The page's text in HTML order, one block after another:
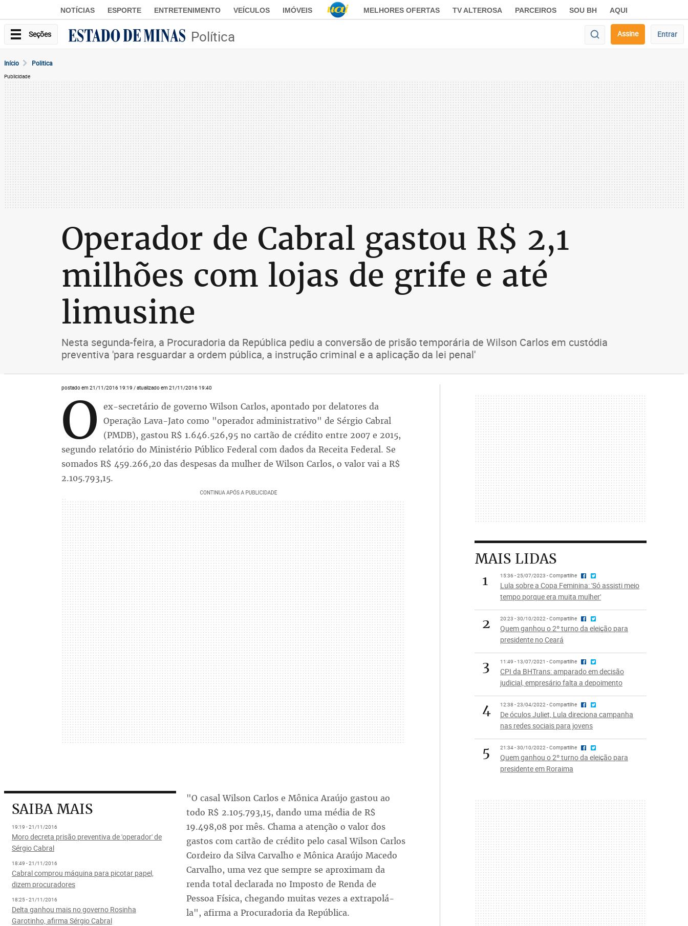
NOTÍCIAS ESPORTE ENTRETENIMENTO VEÍCULOS IMÓVEIS MELHORES OFERTAS TV ALTEROSA PARCEIROS SOU BH AQUI
Seções Política Assine Entrar
Início Politica
Publicidade
Operador de Cabral gastou R$ 2,1
milhões com lojas de grife e até
limusine
Nesta segunda-feira, a Procuradoria da República pediu a conversão de prisão temporária de Wilson Carlos em custódia
preventiva 'para resguardar a ordem pública, a instrução criminal e a aplicação da lei penal'
postado em 21/11/2016 19:19 / atualizado em 21/11/2016 19:40
O ex-secretário de governo Wilson Carlos, apontado por delatores da
Operação Lava-Jato como "operador administrativo" de Sérgio Cabral
(PMDB), gastou R$ 1.646.526,95 no cartão de crédito entre 2007 e 2015,
segundo relatório do Ministério Público Federal com dados da Receita Federal. Se
somados R$ 459.266,20 das despesas da mulher de Wilson Carlos, o valor vai a R$
2.105.793,15.
SAIBA MAIS
19:19 - 21/11/2016
Moro decreta prisão preventiva de 'operador' de
Sérgio Cabral
18:49 - 21/11/2016
Cabral comprou máquina para picotar papel,
dizem procuradores
18:25 - 21/11/2016
Delta ganhou mais no governo Rosinha
Garotinho, afirma Sérgio Cabral
"O casal Wilson Carlos e Mônica Araújo gastou ao
todo R$ 2.105.793,15, dando uma média de R$
19.498,08 por mês. Chama a atenção o valor dos
gastos com cartão de crédito pelo casal Wilson Carlos
Cordeiro da Silva Carvalho e Mônica Araújo Macedo
Carvalho, uma vez que sempre se aproximam da
renda total declarada no Imposto de Renda de
Pessoa Física, chegando muitas vezes a extrapolá-
la", afirma a Procuradoria da República.
MAIS LIDAS
1
15:36 - 25/07/2023 - Compartilhe
Lula sobre a Copa Feminina: 'Só assisti meio
tempo porque era muita mulher'
2 20:23 - 30/10/2022 - Compartilhe
Quem ganhou o 2º turno da eleição para
presidente no Ceará
3 11:49 - 13/07/2021 - Compartilhe
CPI da BHTrans: amparado em decisão
judicial, empresário falta a depoimento
4 12:38 - 23/04/2022 - Compartilhe
De óculos Juliet, Lula direciona campanha
nas redes sociais para jovens
5 21:34 - 30/10/2022 - Compartilhe
Quem ganhou o 2º turno da eleição para
presidente em Roraima